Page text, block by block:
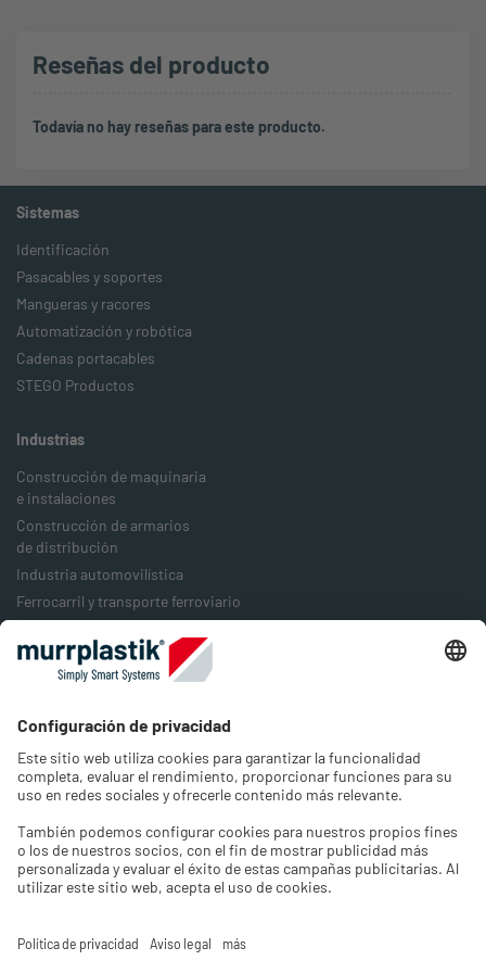
Reseñas del producto
Todavía no hay reseñas para este producto.
Sistemas
Identificación
Pasacables y soportes
Mangueras y racores
Automatización y robótica
Cadenas portacables
STEGO Productos
Industrias
Construcción de maquinaria
e instalaciones
Construcción de armarios
de distribución
Industria automovilística
Ferrocarril y transporte ferroviario
Industria del embalaje
Industria energética
Empresa
Acerca de nosotros
Trabajos y carrera profesional
Contacto
Seleccionar idioma y región
encuentra.